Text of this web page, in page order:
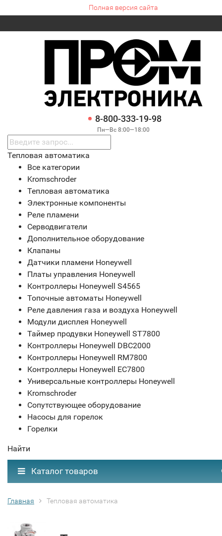
Полная версия сайта
8-800-333-19-98
Пн—Вс 8:00—18:00
Тепловая автоматика
Все категории
Kromschroder
Тепловая автоматика
Электронные компоненты
Реле пламени
Серводвигатели
Дополнительное оборудование
Клапаны
Датчики пламени Honeywell
Платы управления Honeywell
Контроллеры Honeywell S4565
Топочные автоматы Honeywell
Реле давления газа и воздуха Honeywell
Модули дисплея Honeywell
Таймер продувки Honeywell ST7800
Контроллеры Honeywell DBC2000
Контроллеры Honeywell RM7800
Контроллеры Honeywell EC7800
Универсальные контроллеры Honeywell
Kromschroder
Сопутствующее оборудование
Насосы для горелок
Горелки
Найти
Каталог товаров
Главная Тепловая автоматика